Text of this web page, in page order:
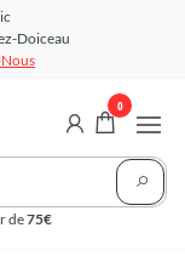
Doiceau
de75€
0